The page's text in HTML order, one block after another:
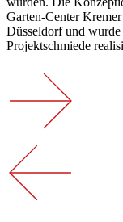
Garten-Center
Düsseldorf und
Projektschmiede